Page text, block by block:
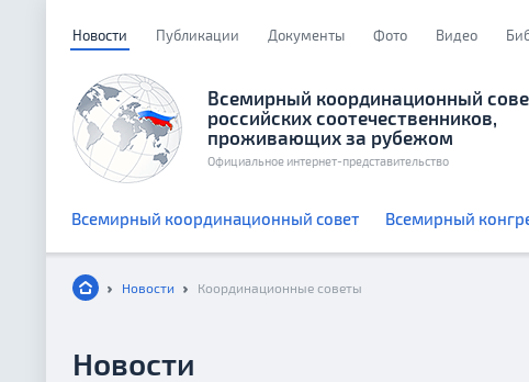
Новости Публикации Документы Фото Видео
Всемирный координационный
российских соотечественников,
проживающих за рубежом
Официальное интернет-представительство
Всемирный координационный совет Всемирный
Новости Координационные советы
Новости